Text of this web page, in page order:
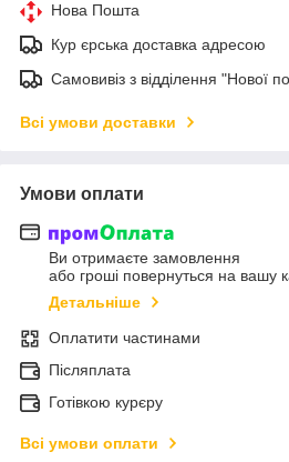
Нова Пошта
Кур єрська доставка адресою
Самовивіз з відділення "Нової
Всі умови доставки
Умови оплати
Ви отримаєте замовлення
або гроші повернуться на вашу
Детальніше
Оплатити частинами
Післяплата
Готівкою курєру
Всі умови оплати